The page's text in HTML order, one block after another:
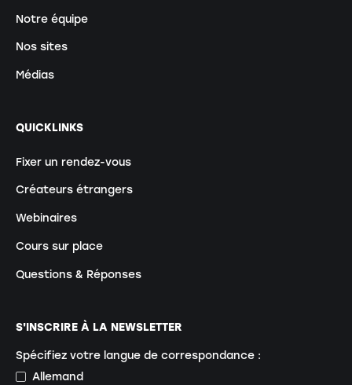
Notre équipe
Nos sites
Médias
QUICKLINKS
Fixer un rendez-vous
Créateurs étrangers
Webinaires
Cours sur place
Questions & Réponses
S'INSCRIRE À LA NEWSLETTER
Spécifiez votre langue de correspondance :
Allemand